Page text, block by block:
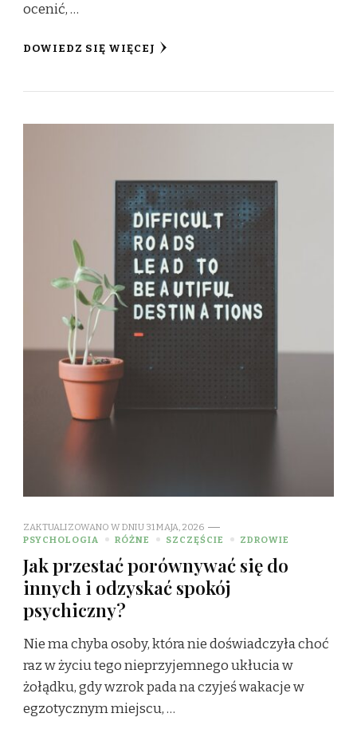
ocenić, …
DOWIEDZ SIĘ WIĘCEJ
ZAKTUALIZOWANO W DNIU 31 MAJA, 2026
PSYCHOLOGIA
RÓŻNE SZCZĘŚCIE ZDROWIE
Jak przestać porównywać się do
innych i odzyskać spokój
psychiczny?
Nie ma chyba osoby, która nie doświadczyła choć
raz w życiu tego nieprzyjemnego ukłucia w
żołądku, gdy wzrok pada na czyjeś wakacje w
egzotycznym miejscu, …